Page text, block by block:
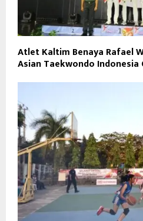
Atlet Kaltim Benaya Rafael
Asian Taekwondo Indonesia